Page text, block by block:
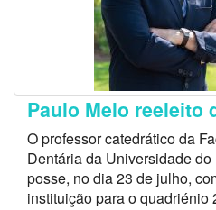
Paulo Melo reeleito
O professor catedrático da
Dentária da Universidade
posse, no dia 23 de julho,
instituição para o quadriénio